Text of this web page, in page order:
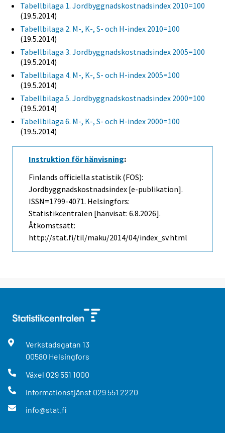
Tabellbilaga 1. Jordbyggnadskostnadsindex 2010=100
(19.5.2014)
Tabellbilaga 2. M-, K-, S- och H-index 2010=100
(19.5.2014)
Tabellbilaga 3. Jordbyggnadskostnadsindex 2005=100
(19.5.2014)
Tabellbilaga 4. M-, K-, S- och H-index 2005=100
(19.5.2014)
Tabellbilaga 5. Jordbyggnadskostnadsindex 2000=100
(19.5.2014)
Tabellbilaga 6. M-, K-, S- och H-index 2000=100
(19.5.2014)
Instruktion för hänvisning:
Finlands officiella statistik (FOS):
Jordbyggnadskostnadsindex [e-publikation].
ISSN=1799-4071. Helsingfors:
Statistikcentralen [hänvisat: 6.8.2026].
Åtkomstsätt:
http://stat.fi/til/maku/2014/04/index_sv.html
Verkstadsgatan 13
00580 Helsingfors
Växel 029 551 1000
Informationstjänst 029 551 2220
info@stat.fi